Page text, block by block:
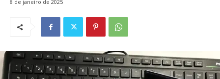
8 de janeiro de 2025